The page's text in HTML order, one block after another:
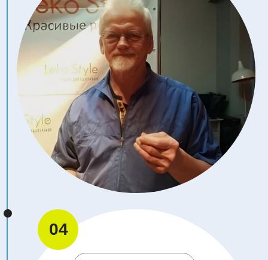
13:30 – 14:10
ПУПОЧНЫЕ ГРЫЖИ У
ДЕТЕЙ: ПОМОЩЬ
ИГЛОТЕРАПЕВТА
ГЕРАСЬКИНА АННА
ИГОРЕВНА
Врач-педиатр, остеопат, иглотерапевт по
Нэй Цзин